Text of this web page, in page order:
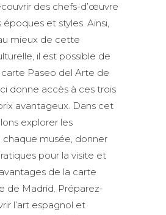
des chefs-d’œuvre
et styles. Ainsi,
mieux de cette
il est possible de
Paseo del Arte de
donne accès à ces trois
avantageux. Dans cet
explorer les
musée, donner
pour la visite et
de la carte
de Madrid. Préparez-
l’art espagnol et